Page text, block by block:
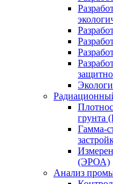
грунта
Гамма-
(ЭРОА)
Анализ